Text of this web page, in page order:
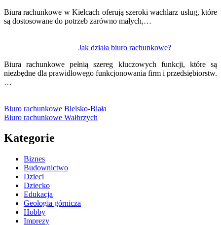
Biura rachunkowe w Kielcach oferują szeroki wachlarz usług, które
są dostosowane do potrzeb zarówno małych,…
Jak działa biuro rachunkowe?
Biura rachunkowe pełnią szereg kluczowych funkcji, które są
niezbędne dla prawidłowego funkcjonowania firm i przedsiębiorstw.
…
Biuro rachunkowe Bielsko-Biała
Biuro rachunkowe Wałbrzych
Kategorie
Biznes
Budownictwo
Dzieci
Dziecko
Edukacja
Geologia górnicza
Hobby
Imprezy